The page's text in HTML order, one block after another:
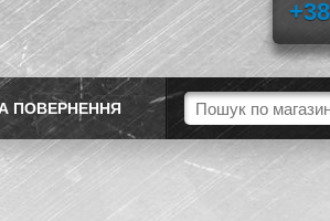
ПОВЕРНЕННЯ